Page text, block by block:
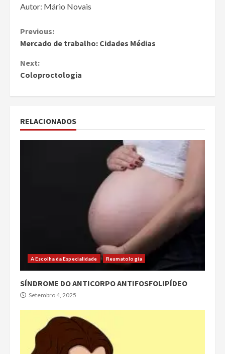
Autor: Mário Novais
Continue
Previous:
Mercado de trabalho: Cidades Médias
Next:
Coloproctologia
RELACIONADOS
A Escolha da Especialidade Reumatologia
SÍNDROME DO ANTICORPO ANTIFOSFOLIPÍDEO
Setembro 4, 2025